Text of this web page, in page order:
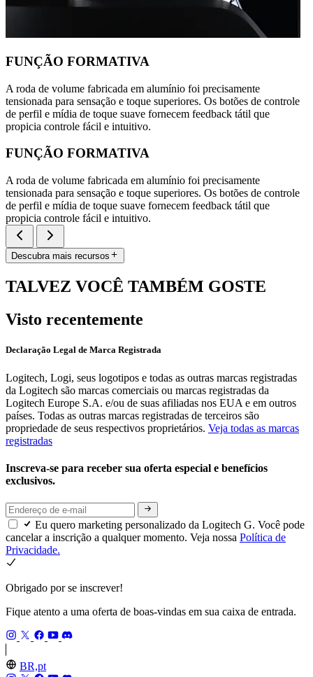
FUNÇÃO FORMATIVA
A roda de volume fabricada em alumínio foi precisamente
tensionada para sensação e toque superiores. Os botões de controle
de perfil e mídia de toque suave fornecem feedback tátil que
propicia controle fácil e intuitivo.
FUNÇÃO FORMATIVA
A roda de volume fabricada em alumínio foi precisamente
tensionada para sensação e toque superiores. Os botões de controle
de perfil e mídia de toque suave fornecem feedback tátil que
propicia controle fácil e intuitivo.
Descubra mais recursos
TALVEZ VOCÊ TAMBÉM GOSTE
Visto recentemente
Declaração Legal de Marca Registrada
Logitech, Logi, seus logotipos e todas as outras marcas registradas
da Logitech são marcas comerciais ou marcas registradas da
Logitech Europe S.A. e/ou de suas afiliadas nos EUA e em outros
países. Todas as outras marcas registradas de terceiros são
propriedade de seus respectivos proprietários. Veja todas as marcas
registradas
Inscreva-se para receber sua oferta especial e benefícios
exclusivos.
Eu quero marketing personalizado da Logitech G. Você pode
cancelar a inscrição a qualquer momento. Veja nossa Política de
Privacidade.
Obrigado por se inscrever!
Fique atento a uma oferta de boas-vindas em sua caixa de entrada.
BR,pt